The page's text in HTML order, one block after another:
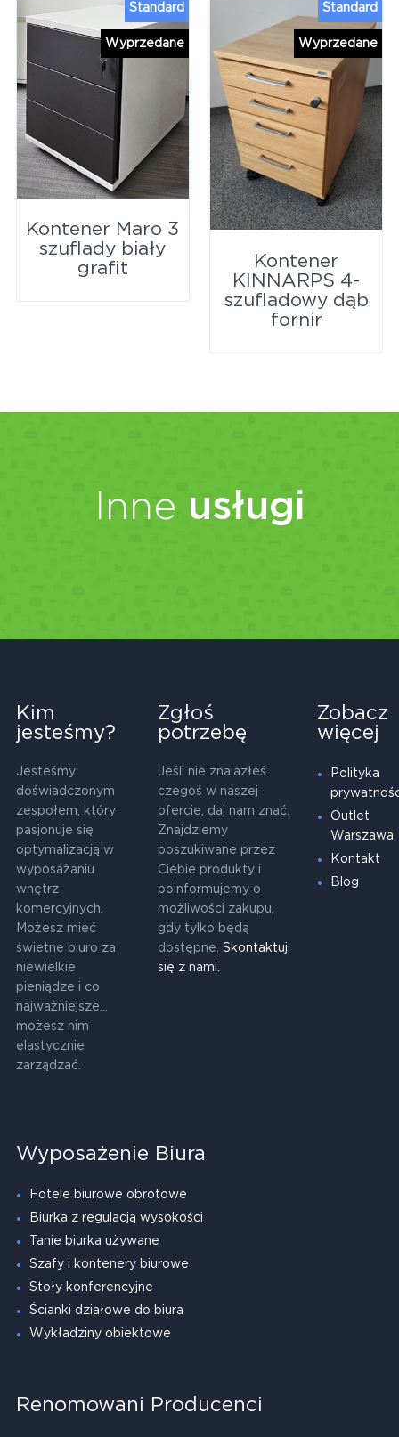
Wyprzedane
Standard
Kontener Maro 3
szuflady biały
grafit
Wyprzedane
Standard
Kontener
KINNARPS 4-
szufladowy dąb
fornir
Inne usługi
Kim
jesteśmy?
Jesteśmy
doświadczonym
zespołem, który
pasjonuje się
optymalizacją w
wyposażaniu
wnętrz
komercyjnych.
Możesz mieć
świetne biuro za
niewielkie
pieniądze i co
najważniejsze...
możesz nim
elastycznie
zarządzać.
Zgłoś
potrzebę
Jeśli nie znalazłeś
czegoś w naszej
ofercie, daj nam znać.
Znajdziemy
poszukiwane przez
Ciebie produkty i
poinformujemy o
możliwości zakupu,
gdy tylko będą
dostępne. Skontaktuj
się z nami.
Zobacz
więcej
Polityka
Outlet
Warszawa
Kontakt
Blog
Wyposażenie Biura
Fotele biurowe obrotowe
Biurka z regulacją wysokości
Tanie biurka używane
Szafy i kontenery biurowe
Stoły konferencyjne
Ścianki działowe do biura
Wykładziny obiektowe
Renomowani Producenci